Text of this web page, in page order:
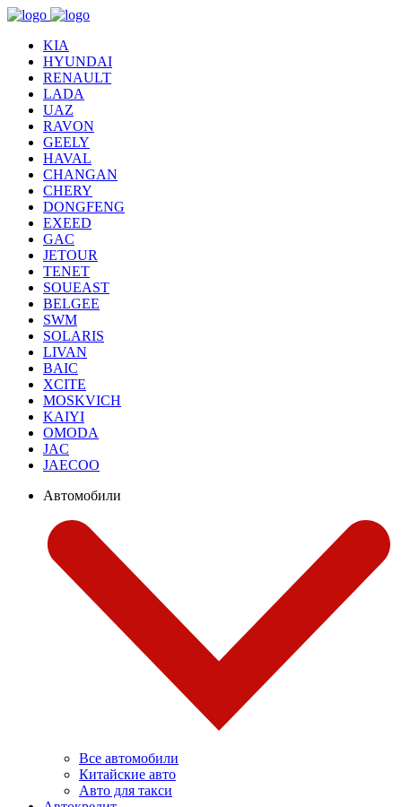
KIA
HYUNDAI
RENAULT
LADA
UAZ
RAVON
GEELY
HAVAL
CHANGAN
CHERY
DONGFENG
EXEED
GAC
JETOUR
TENET
SOUEAST
BELGEE
SWM
SOLARIS
LIVAN
BAIC
XCITE
MOSKVICH
KAIYI
OMODA
JAC
JAECOO
Автомобили
Все автомобили
Китайские авто
Авто для такси